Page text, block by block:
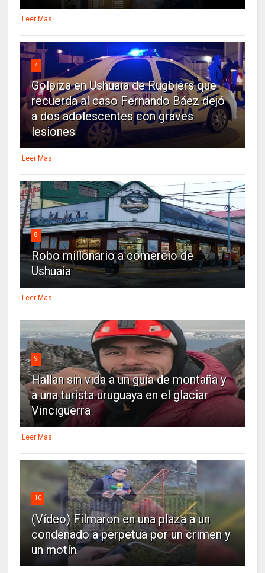
Leer Mas
7
Golpiza en Ushuaia de Rugbiers que
recuerda al caso Fernando Báez dejó
a dos adolescentes con graves
lesiones
Leer Mas
8
Robo millonario a comercio de
Ushuaia
Leer Mas
9
Hallan sin vida a un guía de montaña y
a una turista uruguaya en el glaciar
Vinciguerra
Leer Mas
10
(Vídeo) Filmaron en una plaza a un
condenado a perpetua por un crimen y
un motín